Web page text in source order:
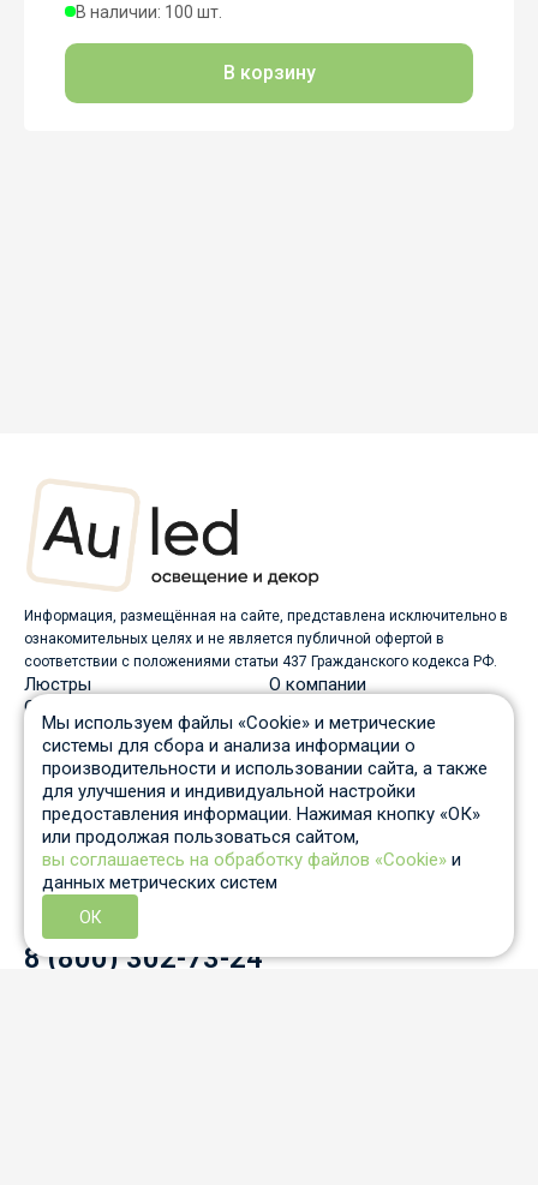
В наличии: 100 шт.
В корзину
Информация, размещённая на сайте, представлена исключительно в
ознакомительных целях и не является публичной офертой в
соответствии с положениями статьи 437 Гражданского кодекса РФ.
Люстры
О компании
Светильники
Бра
Оплата
Торшеры
Скидки
Споты
Вопрос-ответ
Настольные лампы
Гарантия и возврат
Уличные светильники
Статьи
Трековые системы
Отзывы
Пн-Пт: c 10 до 19 по Москве
Отдел продаж
8 931 210-53-05
Контактный телефон
8 (800) 302-73-24
Мы используем файлы «Cookie» и метрические
системы для сбора и анализа информации о
производительности и использовании сайта, а также
для улучшения и индивидуальной настройки
предоставления информации. Нажимая кнопку «ОК»
или продолжая пользоваться сайтом,
вы соглашаетесь на обработку файлов «Cookie» и
данных метрических систем
ОК